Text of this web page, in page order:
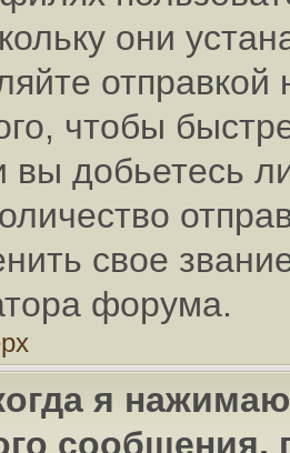
они
чтобы
вы добьетесь
свое
форума.
я
сообщения,